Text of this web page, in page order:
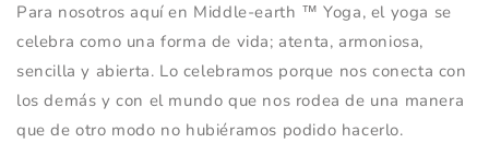
Para nosotros aquí en Middle-earth ™ Yoga, el yoga se
celebra como una forma de vida; atenta, armoniosa,
sencilla y abierta. Lo celebramos porque nos conecta con
los demás y con el mundo que nos rodea de una manera
que de otro modo no hubiéramos podido hacerlo.